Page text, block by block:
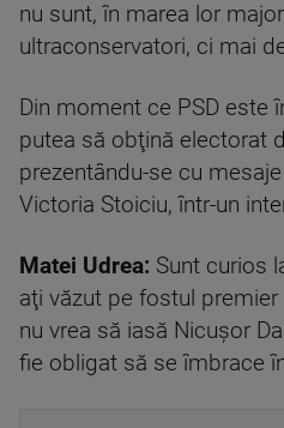
nu sunt, în marea lor
ultraconservatori, ci mai
Din moment ce PSD este
putea să obţină electorat
prezentându-se cu
Victoria Stoiciu, într-un
Matei Udrea: Sunt curios
aţi văzut pe fostul premier
nu vrea să iasă Nicuşor
fie obligat să se îmbrace